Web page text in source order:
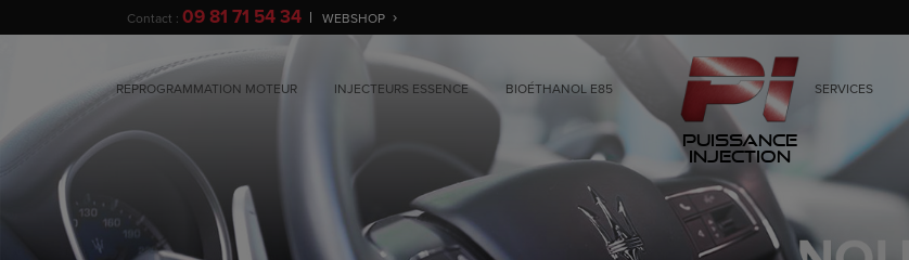
Contact : 09 81 71 54 34 WEBSHOP
Puissance
Injection
REPROGRAMMATION MOTEUR INJECTEURS ESSENCE BIOÉTHANOL E85 SERVICES